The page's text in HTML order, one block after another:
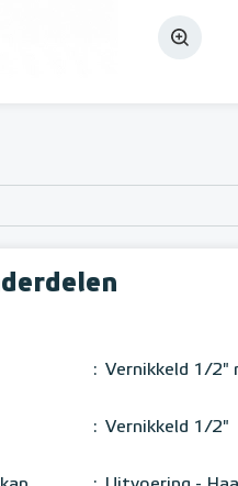
: Vernikkeld 1/2"
: Vernikkeld 1/2"